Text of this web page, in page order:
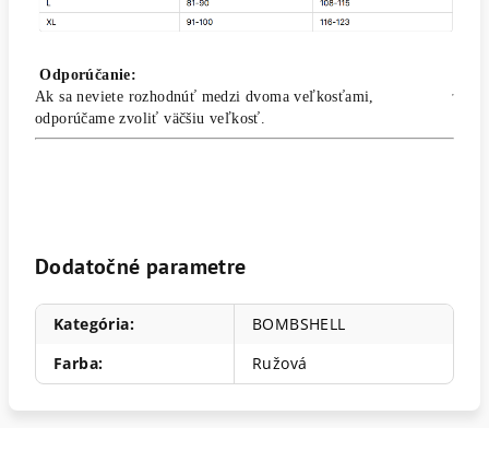
Odporúčanie:
Ak sa neviete rozhodnúť medzi dvoma veľkosťami,
odporúčame zvoliť väčšiu veľkosť.
Dodatočné parametre
Kategória:
BOMBSHELL
Farba: Ružová